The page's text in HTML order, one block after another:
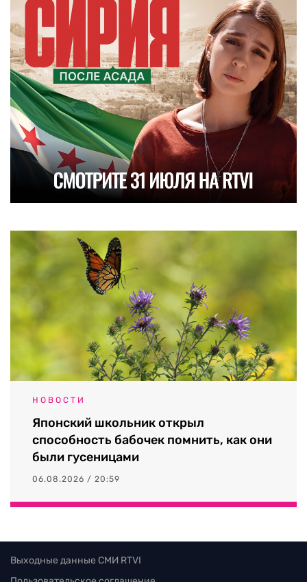
НОВОСТИ
Японский школьник открыл
способность бабочек помнить, как они
были гусеницами
06.08.2026 / 20:59
Выходные данные СМИ RTVI